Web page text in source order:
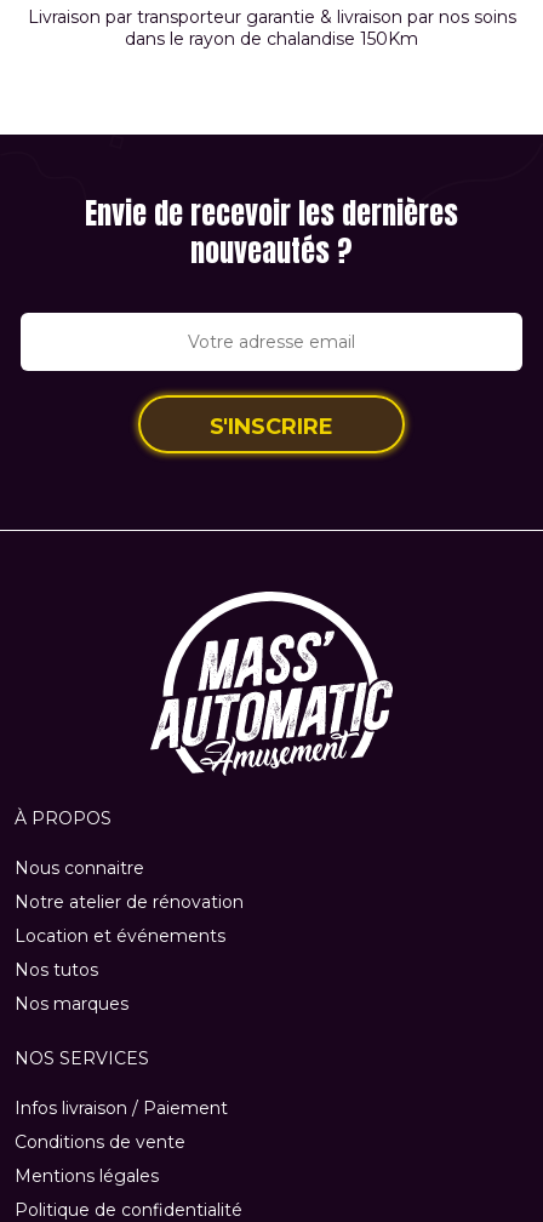
Livraison par transporteur garantie & livraison par nos soins
dans le rayon de chalandise 150Km
Envie de recevoir les dernières
nouveautés ?
S'INSCRIRE
À PROPOS
Nous connaitre
Notre atelier de rénovation
Location et événements
Nos tutos
Nos marques
NOS SERVICES
Infos livraison / Paiement
Conditions de vente
Mentions légales
Politique de confidentialité